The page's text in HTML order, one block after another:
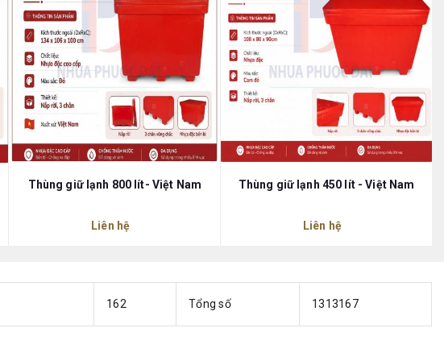
Thùng giữ lạnh 800 lít- Việt Nam
Liên hệ
Thùng giữ lạnh 450 lít - Việt Nam
Liên hệ
162 Tổng số 1313167